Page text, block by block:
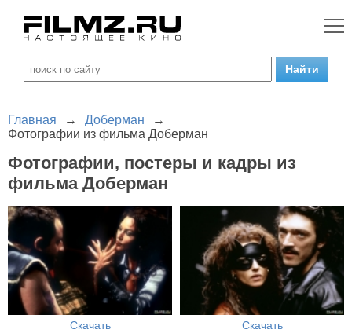
Главная → Доберман
→
Фотографии из фильма Доберман
Фотографии, постеры и кадры из
фильма Доберман
Скачать Скачать